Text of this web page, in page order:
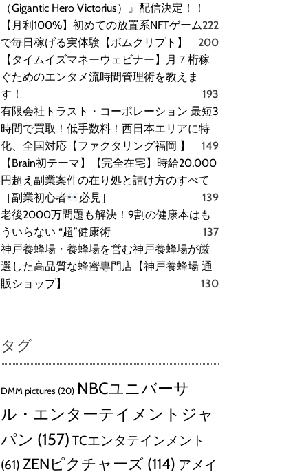
（Gigantic Hero Victorius）』配信決定！！
222
【月利100%】初めての放置系NFTゲーム
で毎日稼げる実体験【ボムクリプト】
200
【タイムイズマネーウェビナー】月７桁稼
ぐためのエンタメ流時間管理術を教えま
す！
193
有限会社トラスト・コーポレーション 最短3
時間で買取！低手数料！西日本エリアに特
化、全国対応【ファクタリング福岡 】
149
【Brain初テーマ】【完全在宅】時給20,000
円超え副業案件の在り処と請け方のすべて
［副業初心者
必見］
139
老後2000万問題も解決！9割の健康本はも
ういらない “超”健康術
137
神戸養蜂場・養蜂場を営む神戸養蜂場が厳
選した高品質な蜂蜜専門店【神戸養蜂場 通
販ショップ】
130
タグ
DMM pictures (20) NBCユニバーサ
ル・エンターテイメントジャ
パン (157) TCエンタテインメント
(61) ZENピクチャーズ (114) アメイ